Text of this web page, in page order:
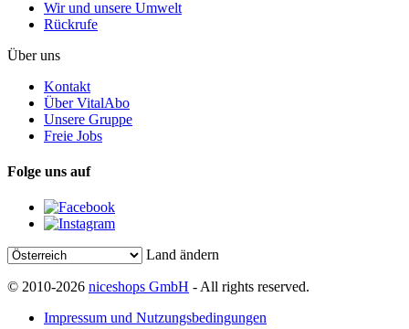
Wir und unsere Umwelt
Rückrufe
Über uns
Kontakt
Über VitalAbo
Unsere Gruppe
Freie Jobs
Folge uns auf
Land ändern
© 2010-2026 niceshops GmbH - All rights reserved.
Impressum und Nutzungsbedingungen